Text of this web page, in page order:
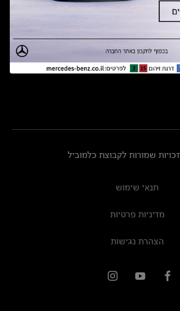
שמורות לקבוצת כלמוביל
תנאי שימוש
מדיניות פרטיות
הצהרת נגישות